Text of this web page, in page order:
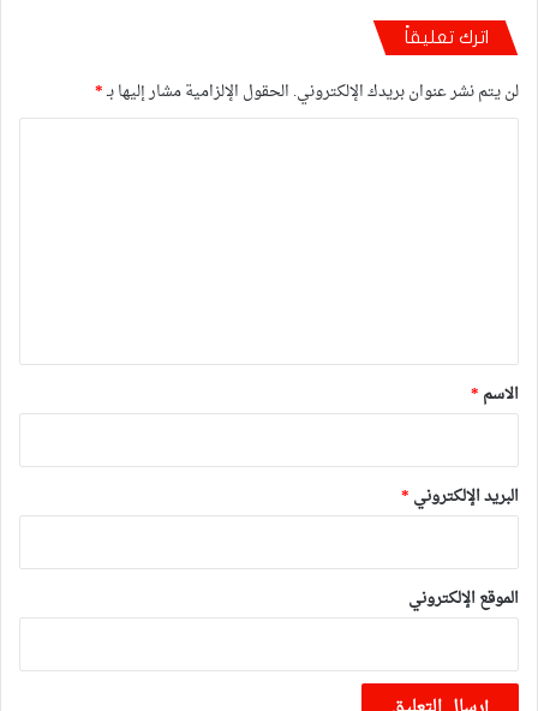
اترك تعليقاً
لن يتم نشر عنوان بريدك الإلكتروني. الحقول الإلزامية مشار إليها بـ*
*
الاسم *
البريد الإلكتروني *
الموقع الإلكتروني